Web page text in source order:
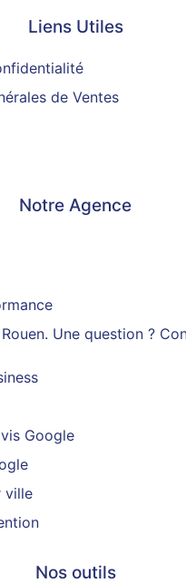
Liens Utiles
de Ventes
Notre Agence
Une question ?
Google
ville
Nos outils